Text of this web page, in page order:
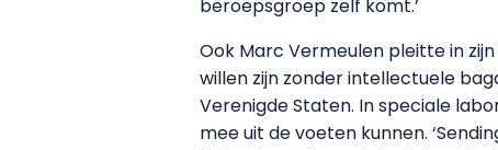
beroepsgroep zelf komt.’
Ook Marc Vermeulen pleitte in
willen zijn zonder intellectuele
Verenigde Staten. In speciale
mee uit de voeten kunnen.